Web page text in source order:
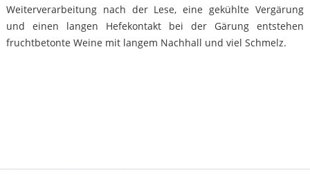
Weiterverarbeitung nach der Lese, eine gekühlte Vergärung
und einen langen Hefekontakt bei der Gärung entstehen
fruchtbetonte Weine mit langem Nachhall und viel Schmelz.